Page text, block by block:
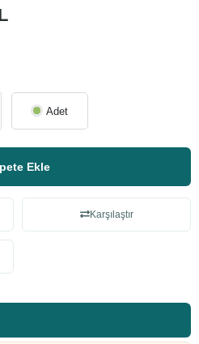
Adet
Ekle
Karşılaştır